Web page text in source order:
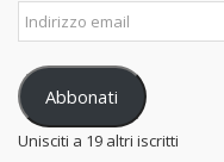
Indirizzo
email
Abbonati
Unisciti a 19 altri iscritti